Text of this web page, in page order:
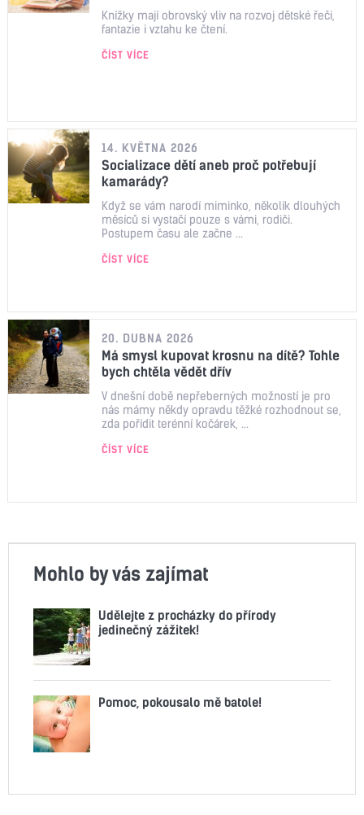
Knížky mají obrovský vliv na rozvoj dětské řeči,
fantazie i vztahu ke čtení.
ČÍST VÍCE
14. KVĚTNA 2026
Socializace dětí aneb proč potřebují
kamarády?
Když se vám narodí miminko, několik dlouhých
měsíců si vystačí pouze s vámi, rodiči.
Postupem času ale začne ...
ČÍST VÍCE
20. DUBNA 2026
Má smysl kupovat krosnu na dítě? Tohle
bych chtěla vědět dřív
V dnešní době nepřeberných možností je pro
nás mámy někdy opravdu těžké rozhodnout se,
zda pořídit terénní kočárek, ...
ČÍST VÍCE
Mohlo by vás zajímat
Udělejte z procházky do přírody
jedinečný zážitek!
Pomoc, pokousalo mě batole!